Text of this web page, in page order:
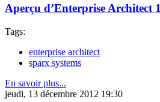
Aperçu d’Enterprise Architect
Tags:
enterprise architect
sparx systems
En savoir plus...
jeudi, 13 décembre 2012 19:30